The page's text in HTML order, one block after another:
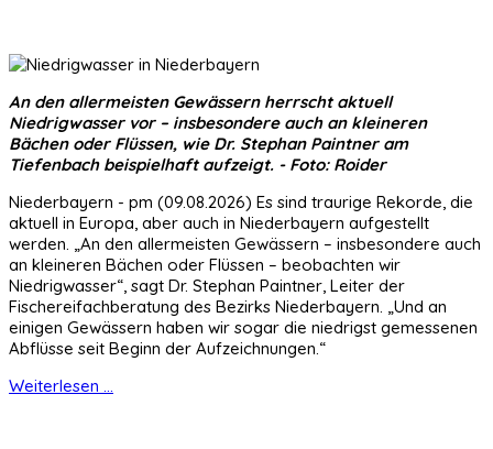
An den allermeisten Gewässern herrscht aktuell
Niedrigwasser vor – insbesondere auch an kleineren
Bächen oder Flüssen, wie Dr. Stephan Paintner am
Tiefenbach beispielhaft aufzeigt. - Foto: Roider
Niederbayern - pm (09.08.2026) Es sind traurige Rekorde, die
aktuell in Europa, aber auch in Niederbayern aufgestellt
werden. „An den allermeisten Gewässern – insbesondere auch
an kleineren Bächen oder Flüssen – beobachten wir
Niedrigwasser“, sagt Dr. Stephan Paintner, Leiter der
Fischereifachberatung des Bezirks Niederbayern. „Und an
einigen Gewässern haben wir sogar die niedrigst gemessenen
Abflüsse seit Beginn der Aufzeichnungen.“
Weiterlesen ...